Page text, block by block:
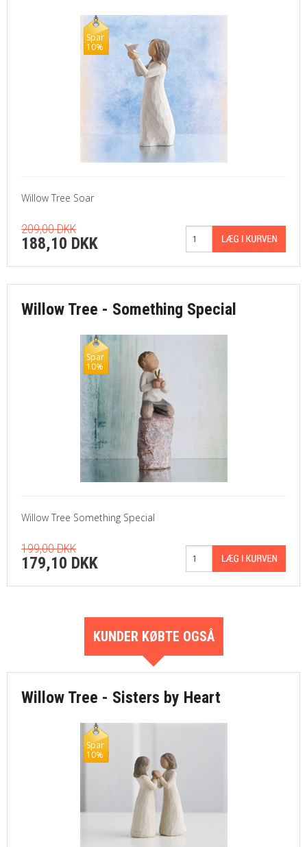
Spar
10%
Willow Tree Soar
209,00 DKK
188,10 DKK
Willow Tree - Something Special
Spar
10%
Willow Tree Something Special
199,00 DKK
179,10 DKK
KUNDER KØBTE OGSÅ
Willow Tree - Sisters by Heart
Spar
10%